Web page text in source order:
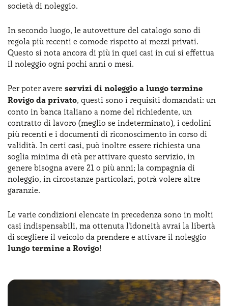
società di noleggio.
In secondo luogo, le autovetture del catalogo sono di
regola più recenti e comode rispetto ai mezzi privati.
Questo si nota ancora di più in quei casi in cui si effettua
il noleggio ogni pochi anni o mesi.
Per poter avere servizi di noleggio a lungo termine
Rovigo da privato, questi sono i requisiti domandati: un
conto in banca italiano a nome del richiedente, un
contratto di lavoro (meglio se indeterminato), i cedolini
più recenti e i documenti di riconoscimento in corso di
validità. In certi casi, può inoltre essere richiesta una
soglia minima di età per attivare questo servizio, in
genere bisogna avere 21 o più anni; la compagnia di
noleggio, in circostanze particolari, potrà volere altre
garanzie.
Le varie condizioni elencate in precedenza sono in molti
casi indispensabili, ma ottenuta l'idoneità avrai la libertà
di scegliere il veicolo da prendere e attivare il noleggio
lungo termine a Rovigo!